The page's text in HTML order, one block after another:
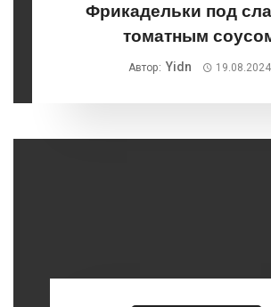
Фрикадельки под
томатным
Автор: Yidn 19.08.2024